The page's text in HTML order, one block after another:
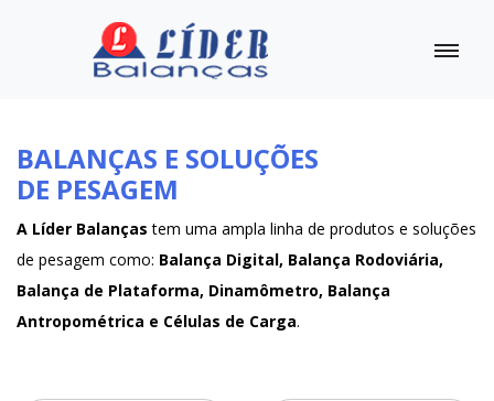
BALANÇAS E SOLUÇÕES
DE PESAGEM
A Líder Balanças tem uma ampla linha de produtos e soluções
de pesagem como: Balança Digital, Balança Rodoviária,
Balança de Plataforma, Dinamômetro, Balança
Antropométrica e Células de Carga.